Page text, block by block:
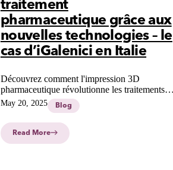
traitement
pharmaceutique grâce aux
nouvelles technologies – le
cas d’iGalenici en Italie
Découvrez comment l'impression 3D
pharmaceutique révolutionne les traitements
personnalisés chez iGalenici en Italie, offrant
des solutions précises pour l'oncologie
pédiatrique et les maladies rares.
May 20, 2025 Blog
Read More